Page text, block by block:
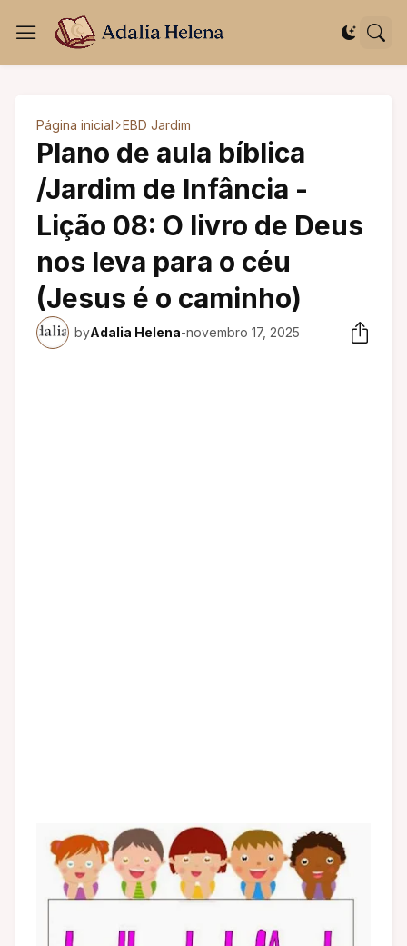
Página inicial EBD Jardim
Plano de aula bíblica
/Jardim de Infância -
Lição 08: O livro de Deus
nos leva para o céu
(Jesus é o caminho)
byAdalia Helena-novembro 17, 2025